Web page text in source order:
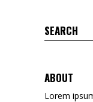
ABOUT
Lorem